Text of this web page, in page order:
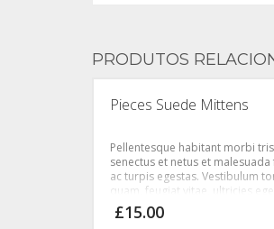
PRODUTOS
Pieces Suede Mittens
Pellentesque habitant morbi
senectus et netus et malesuada
ac turpis egestas. Vestibulum
quam, feugiat vitae, ultricies
tempor sit amet, ante. Donec eu
sit amet quam egestas semper.
£15.00